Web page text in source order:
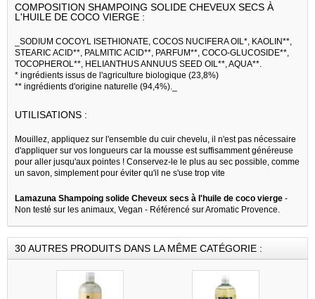
COMPOSITION SHAMPOING SOLIDE CHEVEUX SECS À
L'HUILE DE COCO VIERGE :
_SODIUM COCOYL ISETHIONATE, COCOS NUCIFERA OIL*, KAOLIN**,
STEARIC ACID**, PALMITIC ACID**, PARFUM**, COCO-GLUCOSIDE**,
TOCOPHEROL**, HELIANTHUS ANNUUS SEED OIL**, AQUA**.
* ingrédients issus de l'agriculture biologique (23,8%)
** ingrédients d'origine naturelle (94,4%)._
UTILISATIONS :
Mouillez, appliquez sur l'ensemble du cuir chevelu, il n'est pas nécessaire
d'appliquer sur vos longueurs car la mousse est suffisamment généreuse
pour aller jusqu'aux pointes ! Conservez-le le plus au sec possible, comme
un savon, simplement pour éviter qu'il ne s'use trop vite
Lamazuna Shampoing solide Cheveux secs à l'huile de coco vierge -
Non testé sur les animaux, Vegan - Référencé sur Aromatic Provence.
30 AUTRES PRODUITS DANS LA MÊME CATÉGORIE :